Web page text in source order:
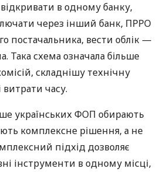
в одному банку,
через інший банк, ПРРО
постачальника, вести облік —
Така схема означала більше
складнішу технічну
витрати часу.
українських ФОП обирають
комплексне рішення, а не
підхід дозволяє
інструменти в одному місці,